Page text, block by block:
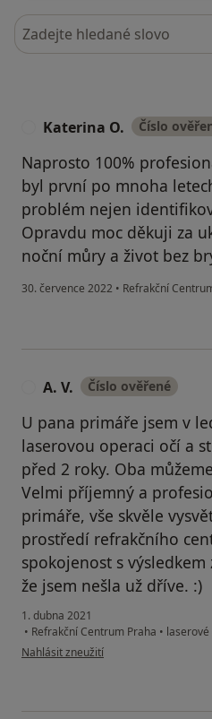
Hledejte v názorech
Katerina O. Číslo
Naprosto 100%
byl první po mnoha
problém nejen
Opravdu moc děkuji za
noční můry a život bez
30. července 2022 • Refrakční
A. V. Číslo ověřené
U pana primáře jsem v
laserovou operaci očí a
před 2 roky. Oba
Velmi příjemný a
primáře, vše skvěle
prostředí refrakčního
spokojenost s
že jsem nešla už dříve. :)
1. dubna 2021
• Refrakční Centrum Praha •
podle názoru uživatele A. V.
Nahlásit zneužití